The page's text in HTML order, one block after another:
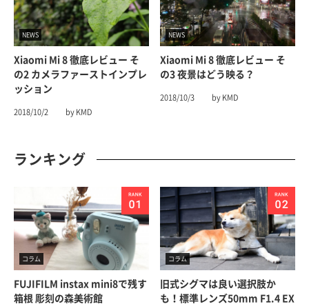
NEWS
Xiaomi Mi 8 徹底レビュー そ
の2 カメラファーストインプレ
ッション
2018/10/2 by KMD
NEWS
Xiaomi Mi 8 徹底レビュー そ
の3 夜景はどう映る？
2018/10/3 by KMD
ランキング
コラム
FUJIFILM instax mini8で残す
箱根 彫刻の森美術館
コラム
旧式シグマは良い選択肢か
も！標準レンズ50mm F1.4 EX